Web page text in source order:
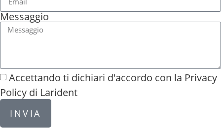
Messaggio
Accettando ti dichiari d'accordo con la Privacy
Policy di Larident
INVIA